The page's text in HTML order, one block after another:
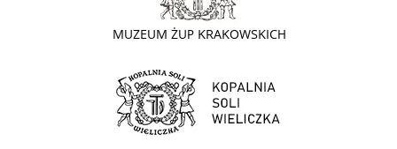
link do strony Kopalni Soli Wieliczka